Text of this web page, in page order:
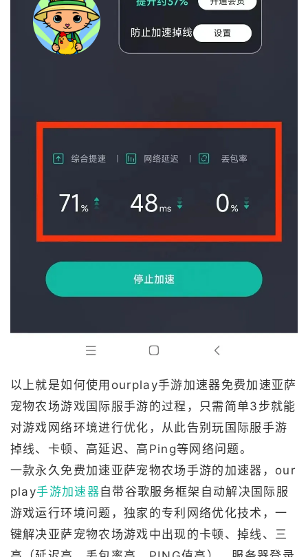
以上就是如何使用ourplay手游加速器免费加速亚萨
宠物农场游戏国际服手游的过程，只需简单3步就能
对游戏网络环境进行优化，从此告别玩国际服手游
掉线、卡顿、高延迟、高Ping等网络问题。
一款永久免费加速亚萨宠物农场手游的加速器，our
play手游加速器自带谷歌服务框架自动解决国际服
游戏运行环境问题，独家的专利网络优化技术，一
键解决亚萨宠物农场游戏中出现的卡顿、掉线、三